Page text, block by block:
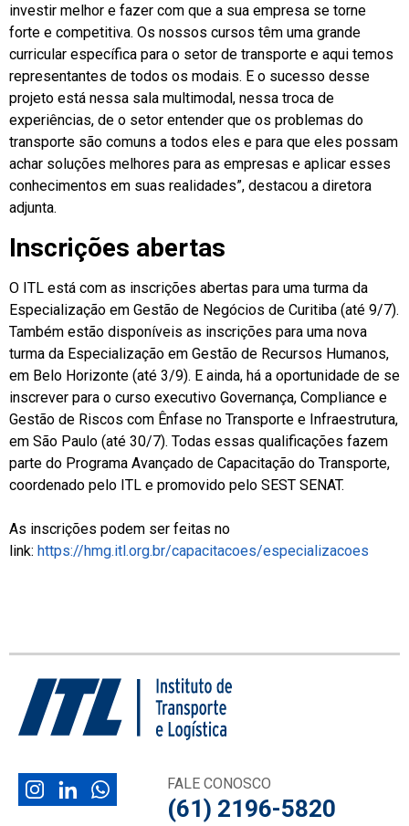
investir melhor e fazer com que a sua empresa se torne
forte e competitiva. Os nossos cursos têm uma grande
curricular específica para o setor de transporte e aqui temos
representantes de todos os modais. E o sucesso desse
projeto está nessa sala multimodal, nessa troca de
experiências, de o setor entender que os problemas do
transporte são comuns a todos eles e para que eles possam
achar soluções melhores para as empresas e aplicar esses
conhecimentos em suas realidades”, destacou a diretora
adjunta.
Inscrições abertas
O ITL está com as inscrições abertas para uma turma da
Especialização em Gestão de Negócios de Curitiba (até 9/7).
Também estão disponíveis as inscrições para uma nova
turma da Especialização em Gestão de Recursos Humanos,
em Belo Horizonte (até 3/9). E ainda, há a oportunidade de se
inscrever para o curso executivo Governança, Compliance e
Gestão de Riscos com Ênfase no Transporte e Infraestrutura,
em São Paulo (até 30/7). Todas essas qualificações fazem
parte do Programa Avançado de Capacitação do Transporte,
coordenado pelo ITL e promovido pelo SEST SENAT.
As inscrições podem ser feitas no
link: https://hmg.itl.org.br/capacitacoes/especializacoes
FALE CONOSCO
(61) 2196-5820